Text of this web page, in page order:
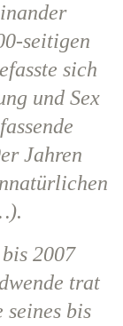
seitigen
sich
und Sex
Jahren
2007
trat
bis